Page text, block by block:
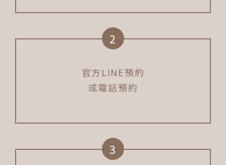
2
官方LINE預約
或電話預約
3